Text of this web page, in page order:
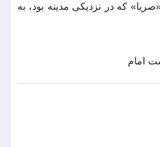
كه در نزديكى مدينه بود، به
امام